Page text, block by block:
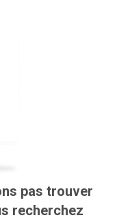
pas trouver
recherchez